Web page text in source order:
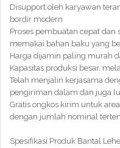
Disupport oleh karyawan
bordir modern
Proses pembuatan cepat dan
memakai bahan baku yang
Harga dijamin paling murah
Kapasitas produksi besar,
Telah menjalin kerjasama
pengiriman dalam dan juga
Gratis ongkos kirim untuk
dengan jumlah nominal
Spesifikasi Produk Bantal